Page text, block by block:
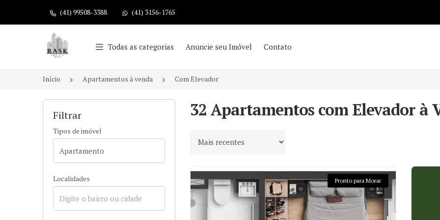
(41) 99508-3388 (41) 3156-1765
Página inicial
Todas as categorias Anuncie seu Imóvel Contato
Início Apartamentos à venda Com Elevador
Filtrar
Tipos de imóvel
Localidades
32 Apartamentos com Elevador à
Ordenar por
Pronto para Morar